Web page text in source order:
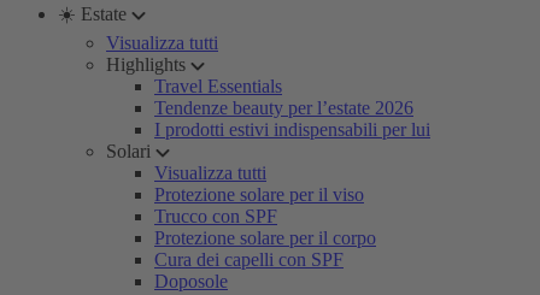
☀️ Estate
Visualizza tutti
Highlights
Travel Essentials
Tendenze beauty per l’estate 2026
I prodotti estivi indispensabili per lui
Solari
Visualizza tutti
Protezione solare per il viso
Trucco con SPF
Protezione solare per il corpo
Cura dei capelli con SPF
Doposole